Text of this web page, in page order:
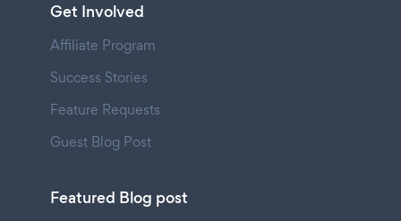
Get Involved
Affiliate Program
Success Stories
Feature Requests
Guest Blog Post
Featured Blog post